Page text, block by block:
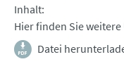
Inhalt
Hier finden Sie weitere
Datei